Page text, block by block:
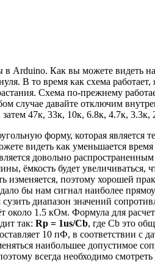
Arduino. Как вы можете видеть
В то время как схема
Схема по-прежнему
случае давайте отключим
47к, 33к, 10к, 6.8к, 4.7к, 3.3к,
форму, которая
видеть как уменьшается
довольно
ёмкость будет увеличиваться,
изменяется, поэтому хорошей
бы нам сигнал наиболее
диапазон значений
около 1.5 кОм. Формула для
так: Rp = 1us/Cb, где Cb это
10 пФ, в соответствии
наибольшее допустимое
всегда необходимо смотреть